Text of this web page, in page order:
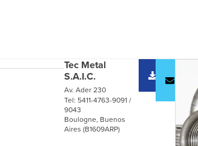
Tec Metal
S.A.I.C.
Av. Ader 230
Tel: 5411-4763-9091 /
9043
Boulogne, Buenos
Aires (B1609ARP)
catálogo